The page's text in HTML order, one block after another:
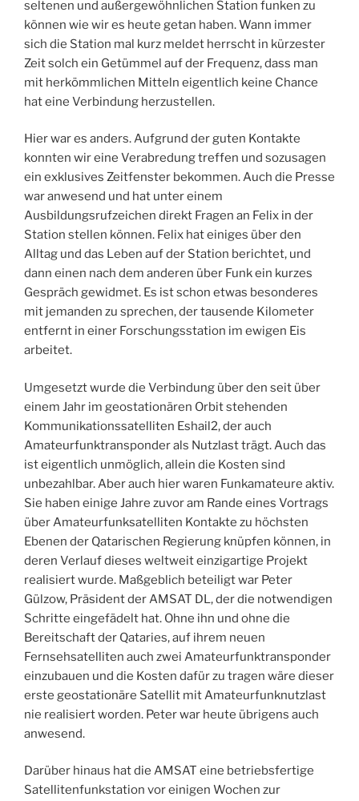
seltenen und außergewöhnlichen Station funken zu
können wie wir es heute getan haben. Wann immer
sich die Station mal kurz meldet herrscht in kürzester
Zeit solch ein Getümmel auf der Frequenz, dass man
mit herkömmlichen Mitteln eigentlich keine Chance
hat eine Verbindung herzustellen.
Hier war es anders. Aufgrund der guten Kontakte
konnten wir eine Verabredung treffen und sozusagen
ein exklusives Zeitfenster bekommen. Auch die Presse
war anwesend und hat unter einem
Ausbildungsrufzeichen direkt Fragen an Felix in der
Station stellen können. Felix hat einiges über den
Alltag und das Leben auf der Station berichtet, und
dann einen nach dem anderen über Funk ein kurzes
Gespräch gewidmet. Es ist schon etwas besonderes
mit jemanden zu sprechen, der tausende Kilometer
entfernt in einer Forschungsstation im ewigen Eis
arbeitet.
Umgesetzt wurde die Verbindung über den seit über
einem Jahr im geostationären Orbit stehenden
Kommunikationssatelliten Eshail2, der auch
Amateurfunktransponder als Nutzlast trägt. Auch das
ist eigentlich unmöglich, allein die Kosten sind
unbezahlbar. Aber auch hier waren Funkamateure aktiv.
Sie haben einige Jahre zuvor am Rande eines Vortrags
über Amateurfunksatelliten Kontakte zu höchsten
Ebenen der Qatarischen Regierung knüpfen können, in
deren Verlauf dieses weltweit einzigartige Projekt
realisiert wurde. Maßgeblich beteiligt war Peter
Gülzow, Präsident der AMSAT DL, der die notwendigen
Schritte eingefädelt hat. Ohne ihn und ohne die
Bereitschaft der Qataries, auf ihrem neuen
Fernsehsatelliten auch zwei Amateurfunktransponder
einzubauen und die Kosten dafür zu tragen wäre dieser
erste geostationäre Satellit mit Amateurfunknutzlast
nie realisiert worden. Peter war heute übrigens auch
anwesend.
Darüber hinaus hat die AMSAT eine betriebsfertige
Satellitenfunkstation vor einigen Wochen zur